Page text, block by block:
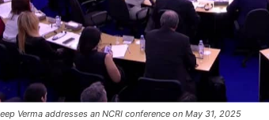
Verma addresses an NCRI conference on May 31, 2025